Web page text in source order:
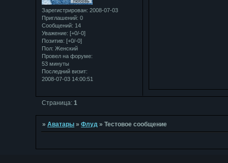
Зарегистрирован: 2008-07-03
Приглашений: 0
Сообщений: 14
Уважение: [+0/-0]
Позитив: [+0/-0]
Пол: Женский
Провел на форуме:
53 минуты
Последний визит:
2008-07-03 14:00:51
Страница:1
»Аватары »Флуд »Тестовое сообщение